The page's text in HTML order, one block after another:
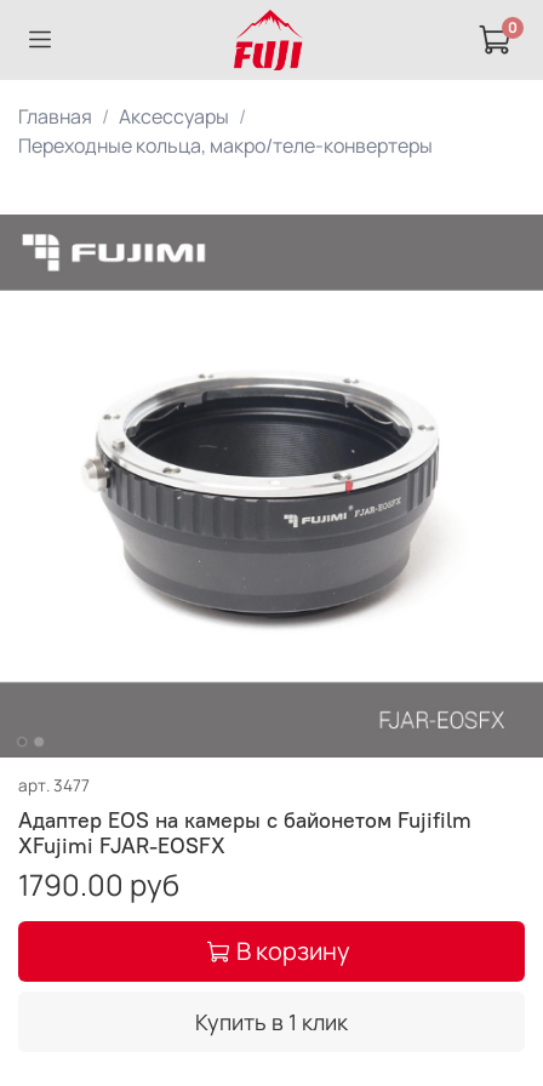
0
Главная
Аксессуары
Переходные кольца, макро/теле-конвертеры
арт.3477
Адаптер EOS на камеры с байонетом Fujifilm
XFujimi FJAR-EOSFX
1790.00 руб
В корзину
Купить в 1 клик